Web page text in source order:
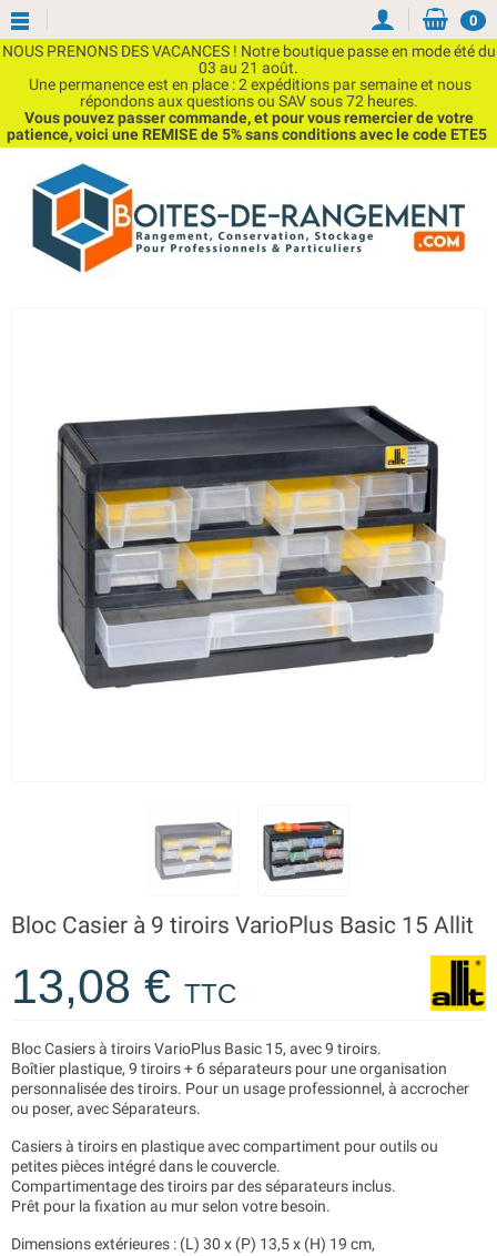
NOUS PRENONS DES VACANCES ! Notre boutique passe en mode été du
03 au 21 août.
Une permanence est en place : 2 expéditions par semaine et nous
répondons aux questions ou SAV sous 72 heures.
Vous pouvez passer commande, et pour vous remercier de votre
patience, voici une REMISE de 5% sans conditions avec le code ETE5
0
Bloc Casier à 9 tiroirs VarioPlus Basic 15 Allit
13,08 € TTC
Bloc Casiers à tiroirs VarioPlus Basic 15, avec 9 tiroirs.
Boîtier plastique, 9 tiroirs + 6 séparateurs pour une organisation
personnalisée des tiroirs. Pour un usage professionnel, à accrocher
ou poser, avec Séparateurs.
Casiers à tiroirs en plastique avec compartiment pour outils ou
petites pièces intégré dans le couvercle.
Compartimentage des tiroirs par des séparateurs inclus.
Prêt pour la fixation au mur selon votre besoin.
Dimensions extérieures : (L) 30 x (P) 13,5 x (H) 19 cm,